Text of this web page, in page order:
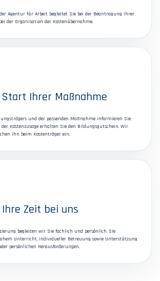
der Agentur für Arbeit begleitet Sie bei der Beantragung Ihrer
der Organisation der Kostenübernahme.
Ihrer Maßnahme
und der passenden Maßnahme informieren Sie
Kostenzusage erhalten Sie den Bildungsgutschein. Wir
ihn beim Kostenträger ein.
Zeit bei uns
begleiten wir Sie fachlich und persönlich. Sie
Unterricht, individueller Betreuung sowie Unterstützung
persönlichen Herausforderungen.